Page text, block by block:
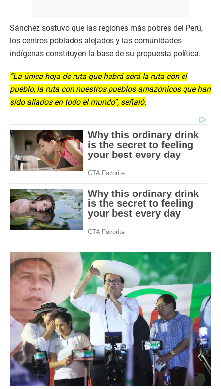
Sánchez sostuvo que las regiones más pobres del Perú,
los centros poblados alejados y las comunidades
indígenas constituyen la base de su propuesta política.
“La única hoja de ruta que habrá será la ruta con el
pueblo, la ruta con nuestros pueblos amazónicos que han
sido aliados en todo el mundo”, señaló.